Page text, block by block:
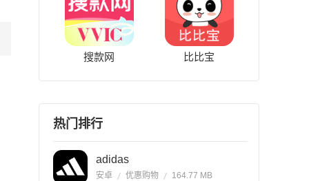
搜款网 比比宝
热门排行
adidas
安卓 优惠购物 164.77 MB